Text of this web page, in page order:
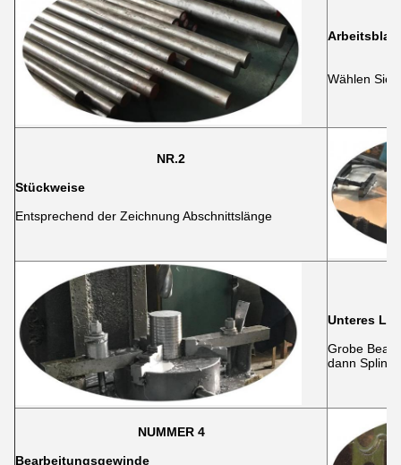
Wählen Sie
NR.2
Stückweise
Entsprechend der Zeichnung Abschnittslänge
Unteres
Grobe
dann Spline
NUMMER 4
Bearbeitungsgewinde